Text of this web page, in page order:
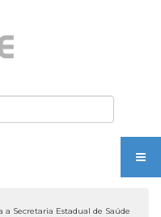
Secretaria Estadual de Saúde